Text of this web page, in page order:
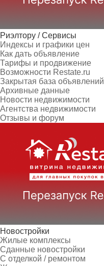
Риэлтору / Сервисы
Индексы и графики цен
Как дать объявление
Тарифы и продвижение
Возможности Restate.ru
Закрытая база объявлений
Архивные данные
Новости недвижимости
Агентства недвижимости
Отзывы и форум
Новостройки
Жилые комплексы
Сданные новостройки
С отделкой / ремонтом